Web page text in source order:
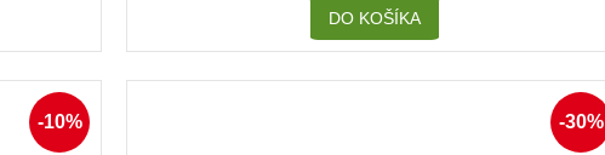
DO KOŠÍKA
-10% -30%